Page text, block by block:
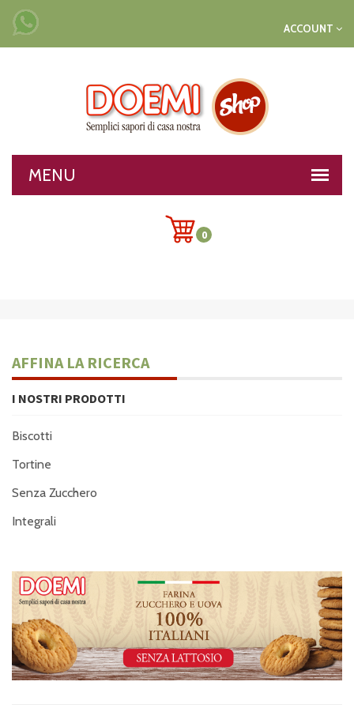
ACCOUNT
0
AFFINA LA RICERCA
I NOSTRI PRODOTTI
Biscotti
Tortine
Senza Zucchero
Integrali